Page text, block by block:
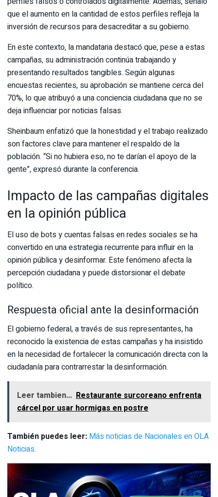
que el aumento en la cantidad de estos perfiles refleja la
inversión de recursos para desacreditar a su gobierno.
En este contexto, la mandataria destacó que, pese a estas
campañas, su administración continúa trabajando y
presentando resultados tangibles. Según algunas
encuestas recientes, su aprobación se mantiene cerca del
70%, lo que atribuyó a una conciencia ciudadana que no se
deja influenciar por noticias falsas.
Sheinbaum enfatizó que la honestidad y el trabajo realizado
son factores clave para mantener el respaldo de la
población. “Si no hubiera eso, no te darían el apoyo de la
gente”, expresó durante la conferencia.
Impacto de las campañas digitales
en la opinión pública
El uso de bots y cuentas falsas en redes sociales se ha
convertido en una estrategia recurrente para influir en la
opinión pública y desinformar. Este fenómeno afecta la
percepción ciudadana y puede distorsionar el debate
político.
Respuesta oficial ante la desinformación
El gobierno federal, a través de sus representantes, ha
reconocido la existencia de estas campañas y ha insistido
en la necesidad de fortalecer la comunicación directa con la
ciudadanía para contrarrestar la desinformación.
Leer tambien... Restaurante surcoreano enfrenta
cárcel por usar hormigas en postre
También puedes leer: Más noticias de Nacionales en OLA
Noticias.